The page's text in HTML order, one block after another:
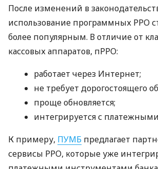
После изменений в
использование программных РРО
более популярным. В отличие от
кассовых аппаратов, пРРО:
работает через Интернет;
не требует дорогостоящего
проще обновляется;
интегрируется с
К примеру, ПУМБ предлагает
сервисы РРО, которые уже